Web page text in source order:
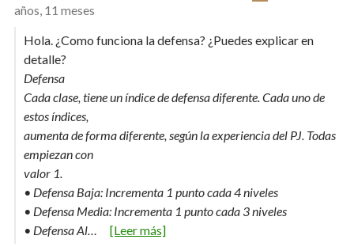
años, 11 meses
Hola. ¿Como funciona la defensa? ¿Puedes explicar en
detalle?
Defensa
Cada clase, tiene un índice de defensa diferente. Cada uno de
estos índices,
aumenta de forma diferente, según la experiencia del PJ. Todas
empiezan con
valor 1.
• Defensa Baja: Incrementa 1 punto cada 4 niveles
• Defensa Media: Incrementa 1 punto cada 3 niveles
• Defensa Al…
[Leer más]